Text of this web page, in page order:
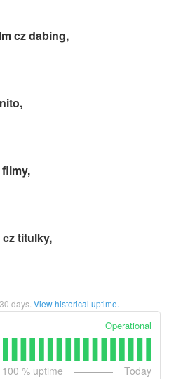
cz dabing,
filmy,
cz titulky,
30 days. View historical uptime.
Operational
100 % uptime Today